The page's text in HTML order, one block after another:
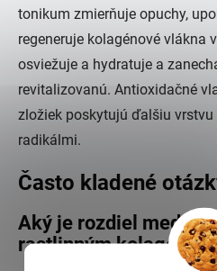
tonikum zmierňuje opuchy,
regeneruje kolagénové vlákna
osviežuje a hydratuje a
revitalizovanú. Antioxidačné
zložiek poskytujú ďalšiu
radikálmi.
Často kladené
Aký je rozdiel medzi
rastlinným